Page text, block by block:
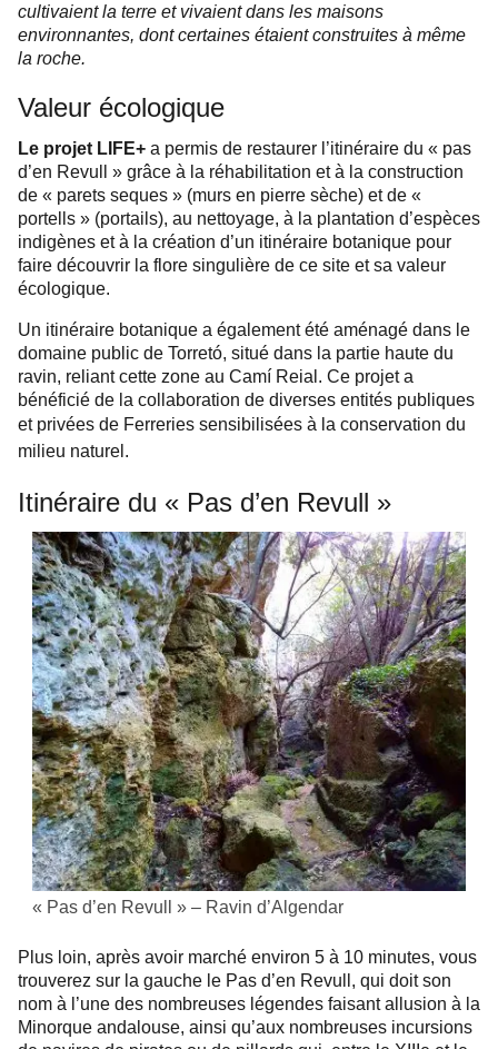
cultivaient la terre et vivaient dans les maisons
environnantes, dont certaines étaient construites à même
la roche.
Valeur écologique
Le projet LIFE+ a permis de restaurer l’itinéraire du « pas
d’en Revull » grâce à la réhabilitation et à la construction
de « parets seques » (murs en pierre sèche) et de «
portells » (portails), au nettoyage, à la plantation d’espèces
indigènes et à la création d’un itinéraire botanique pour
faire découvrir la flore singulière de ce site et sa valeur
écologique.
Un itinéraire botanique a également été aménagé dans le
domaine public de Torretó, situé dans la partie haute du
ravin, reliant cette zone au Camí Reial. Ce projet a
bénéficié de la collaboration de diverses entités publiques
et privées de Ferreries sensibilisées à la conservation du
milieu naturel.
Itinéraire du « Pas d’en Revull »
« Pas d’en Revull » – Ravin d’Algendar
Plus loin, après avoir marché environ 5 à 10 minutes, vous
trouverez sur la gauche le Pas d’en Revull, qui doit son
nom à l’une des nombreuses légendes faisant allusion à la
Minorque andalouse, ainsi qu’aux nombreuses incursions